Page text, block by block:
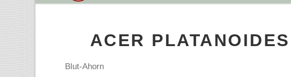
REINHARD
FEBRUAR 16, 2025
ACER
Blut-Ahorn